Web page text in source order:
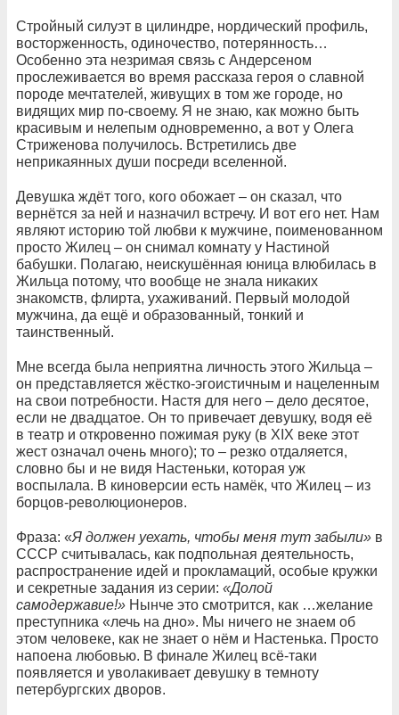
Стройный силуэт в цилиндре, нордический профиль,
восторженность, одиночество, потерянность…
Особенно эта незримая связь с Андерсеном
прослеживается во время рассказа героя о славной
породе мечтателей, живущих в том же городе, но
видящих мир по-своему. Я не знаю, как можно быть
красивым и нелепым одновременно, а вот у Олега
Стриженова получилось. Встретились две
неприкаянных души посреди вселенной.
Девушка ждёт того, кого обожает – он сказал, что
вернётся за ней и назначил встречу. И вот его нет. Нам
являют историю той любви к мужчине, поименованном
просто Жилец – он снимал комнату у Настиной
бабушки. Полагаю, неискушённая юница влюбилась в
Жильца потому, что вообще не знала никаких
знакомств, флирта, ухаживаний. Первый молодой
мужчина, да ещё и образованный, тонкий и
таинственный.
Мне всегда была неприятна личность этого Жильца –
он представляется жёстко-эгоистичным и нацеленным
на свои потребности. Настя для него – дело десятое,
если не двадцатое. Он то привечает девушку, водя её
в театр и откровенно пожимая руку (в XIX веке этот
жест означал очень много); то – резко отдаляется,
словно бы и не видя Настеньки, которая уж
воспылала. В киноверсии есть намёк, что Жилец – из
борцов-революционеров.
Фраза: «Я должен уехать, чтобы меня тут забыли» в
СССР считывалась, как подпольная деятельность,
распространение идей и прокламаций, особые кружки
и секретные задания из серии: «Долой
самодержавие!» Нынче это смотрится, как …желание
преступника «лечь на дно». Мы ничего не знаем об
этом человеке, как не знает о нём и Настенька. Просто
напоена любовью. В финале Жилец всё-таки
появляется и уволакивает девушку в темноту
петербургских дворов.